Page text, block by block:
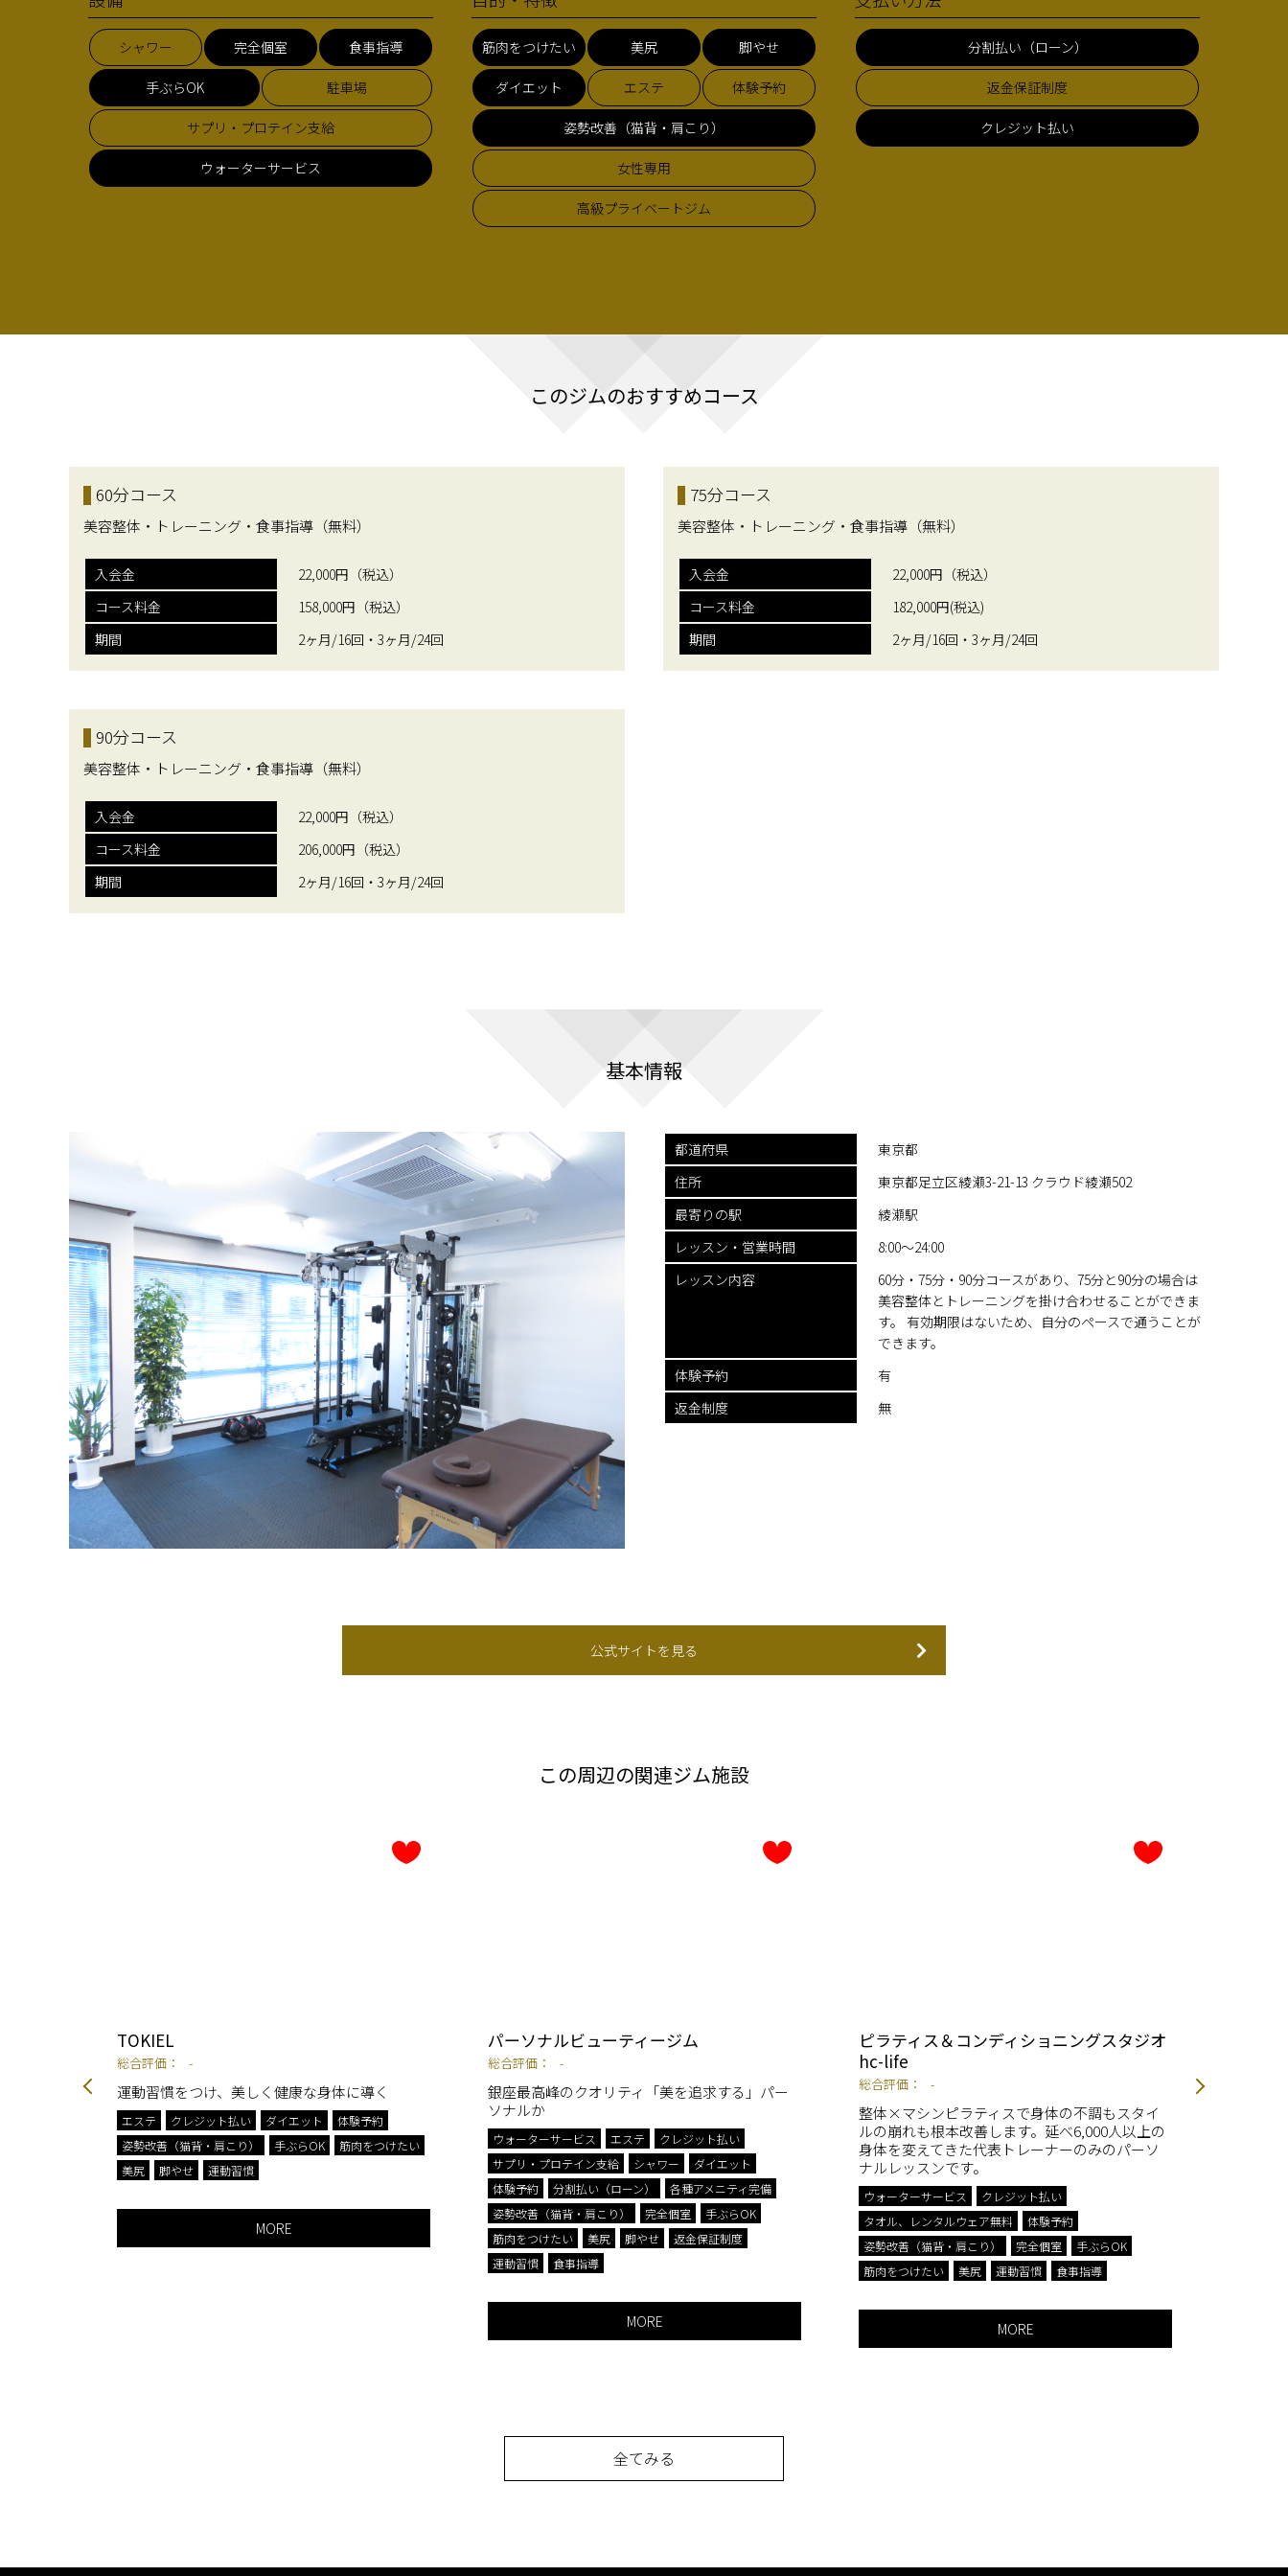
シャワー 完全個室 食事指導
手ぶらOK 駐車場
サプリ・プロテイン支給
ウォーターサービス
筋肉をつけたい 美尻 脚やせ
ダイエット エステ 体験予約
姿勢改善（猫背・肩こり）
女性専用
高級プライベートジム
分割払い（ローン）
返金保証制度
クレジット払い
このジムのおすすめコース
60分コース
美容整体・トレーニング・食事指導（無料）
入会金
22,000円（税込）
コース料金
158,000円（税込）
期間
2ヶ月/16回・3ヶ月/24回
75分コース
美容整体・トレーニング・食事指導（無料）
入会金
22,000円（税込）
コース料金
182,000円(税込)
期間
2ヶ月/16回・3ヶ月/24回
90分コース
美容整体・トレーニング・食事指導（無料）
入会金
22,000円（税込）
コース料金
206,000円（税込）
期間
2ヶ月/16回・3ヶ月/24回
基本情報
都道府県
東京都
住所
東京都足立区綾瀬3-21-13 クラウド綾瀬502
最寄りの駅
綾瀬駅
レッスン・ 営業時間
8:00〜24:00
レッスン内容
60分・75分・90分コースがあり、75分と90分の場合は
美容整体とトレーニングを掛け合わせることができま
す。 有効期限はないため、自分のペースで通うことが
できます。
体験予約
有
返金制度
無
公式サイトを見る
この周辺の関連ジム施設
TOKIEL
総合評価： -
運動習慣をつけ、美しく健康な身体に導く
エステ クレジット払い ダイエット
体験予約
姿勢改善（猫背・肩こり）
手ぶらOK
筋肉をつけたい
美尻
脚やせ 運動習慣
MORE
パーソナルビューティージム
総合評価： -
銀座最高峰のクオリティ「美を追求する」パー
ソナルか
ウォーターサービス エステ
クレジット払い
サプリ・プロテイン支給
シャワー
ダイエット
体験予約
分割払い（ローン）
各種アメニティ完備
姿勢改善（猫背・肩こり）
完全個室
手ぶらOK
筋肉をつけたい
美尻 脚やせ
返金保証制度
運動習慣
食事指導
MORE
ピラティス＆コンディショニングスタジオ
hc-life
総合評価： -
整体×マシンピラティスで身体の不調もスタイ
ルの崩れも根本改善します。延べ6,000人以上の
身体を変えてきた代表トレーナーのみのパーソ
ナルレッスンです。
ウォーターサービス
クレジット払い
タオル、レンタルウェア無料
体験予約
姿勢改善（猫背・肩こり）
完全個室
手ぶらOK
筋肉をつけたい
美尻 運動習慣 食事指導
MORE
全てみる